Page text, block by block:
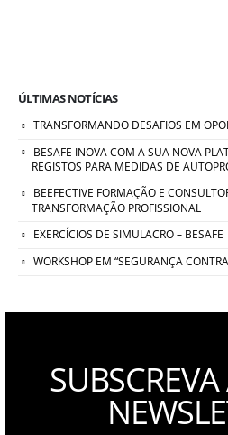
ÚLTIMAS NOTÍCIAS
TRANSFORMANDO DESAFIOS EM
BESAFE INOVA COM A SUA NOVA
REGISTOS PARA MEDIDAS DE
BEEFECTIVE FORMAÇÃO E
TRANSFORMAÇÃO PROFISSIONAL
EXERCÍCIOS DE SIMULACRO – BESAFE
WORKSHOP EM “SEGURANÇA